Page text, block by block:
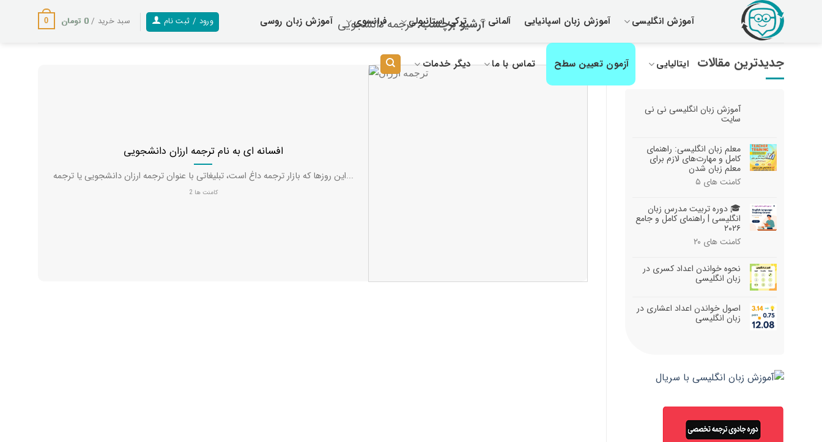
آموزش انگلیسی آموزش زبان اسپانیایی آلمانی ترکی استانبولی فرانسوی آموزش زبان روسی
ایتالیایی آزمون تعیین سطح تماس با ما دیگر خدمات
ورود / ثبت نام سبد خرید /0 تومان 0 آرشیو برچسب:ترجمه دانشجویی
جدیدترین مقالات
آموزش زبان انگلیسی نی نی
سایت
معلم زبان انگلیسی: راهنمای
کامل و مهارت‌های لازم برای
معلم زبان شدن
کامنت های ۵
🎓 دوره تربیت مدرس زبان
انگلیسی | راهنمای کامل و جامع
۲۰۲۶
کامنت های ۲۰
نحوه خواندن اعداد کسری در
زبان انگلیسی
اصول خواندن اعداد اعشاری در
زبان انگلیسی
افسانه ای به نام ترجمه ارزان دانشجویی
این روزها که بازار ترجمه داغ است، تبلیغاتی با عنوان ترجمه ارزان دانشجویی یا ترجمه...
کامنت ها 2